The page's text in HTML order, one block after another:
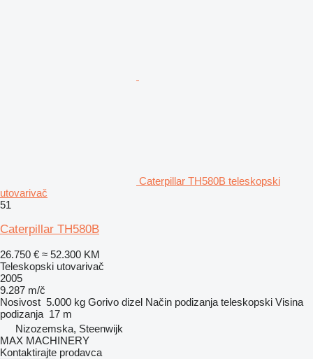
Caterpillar TH580B teleskopski
utovarivač
51
Caterpillar TH580B
26.750 € ≈ 52.300 KM
Teleskopski utovarivač
2005
9.287 m/č
Nosivost 5.000 kg Gorivo dizel Način podizanja teleskopski Visina
podizanja 17 m
Nizozemska, Steenwijk
MAX MACHINERY
Kontaktirajte prodavca